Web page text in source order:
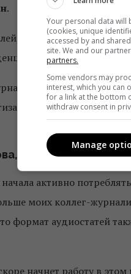
.
которые слушают
к росту…
работать в
аудиоконтента?..
главный редактор
активно
моих коллег-
формат аудиостатей
начнет работу в
Your personal data will
(cookies, unique
accessed by and
site. We and our
partners.
Some vendors may
interest, which you can
for a link at the bottom
withdraw consent in
Manage